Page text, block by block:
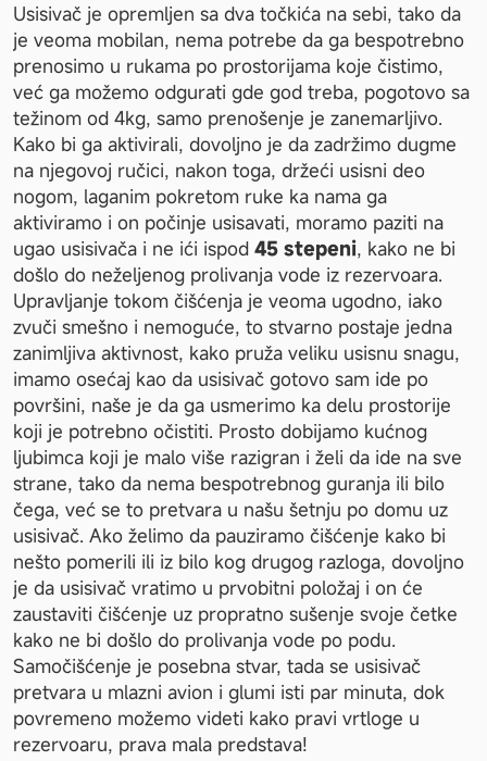
Usisivač je opremljen sa dva točkića na sebi, tako da
je veoma mobilan, nema potrebe da ga bespotrebno
prenosimo u rukama po prostorijama koje čistimo,
već ga možemo odgurati gde god treba, pogotovo sa
težinom od 4kg, samo prenošenje je zanemarljivo.
Kako bi ga aktivirali, dovoljno je da zadržimo dugme
na njegovoj ručici, nakon toga, držeći usisni deo
nogom, laganim pokretom ruke ka nama ga
aktiviramo i on počinje usisavati, moramo paziti na
ugao usisivača i ne ići ispod 45 stepeni, kako ne bi
došlo do neželjenog prolivanja vode iz rezervoara.
Upravljanje tokom čišćenja je veoma ugodno, iako
zvuči smešno i nemoguće, to stvarno postaje jedna
zanimljiva aktivnost, kako pruža veliku usisnu snagu,
imamo osećaj kao da usisivač gotovo sam ide po
površini, naše je da ga usmerimo ka delu prostorije
koji je potrebno očistiti. Prosto dobijamo kućnog
ljubimca koji je malo više razigran i želi da ide na sve
strane, tako da nema bespotrebnog guranja ili bilo
čega, već se to pretvara u našu šetnju po domu uz
usisivač. Ako želimo da pauziramo čišćenje kako bi
nešto pomerili ili iz bilo kog drugog razloga, dovoljno
je da usisivač vratimo u prvobitni položaj i on će
zaustaviti čišćenje uz propratno sušenje svoje četke
kako ne bi došlo do prolivanja vode po podu.
Samočišćenje je posebna stvar, tada se usisivač
pretvara u mlazni avion i glumi isti par minuta, dok
povremeno možemo videti kako pravi vrtloge u
rezervoaru, prava mala predstava!